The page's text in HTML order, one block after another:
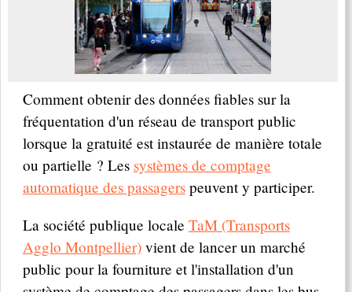
Comment obtenir des données fiables sur la
fréquentation d'un réseau de transport public
lorsque la gratuité est instaurée de manière totale
ou partielle ? Les systèmes de comptage
automatique des passagerspeuvent y participer.
La société publique locale TaM (Transports
Agglo Montpellier)vient de lancer un marché
public pour la fourniture et l'installation d'un